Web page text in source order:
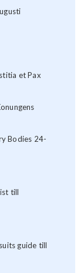
et Pax
Bodies 24-
till
guide till